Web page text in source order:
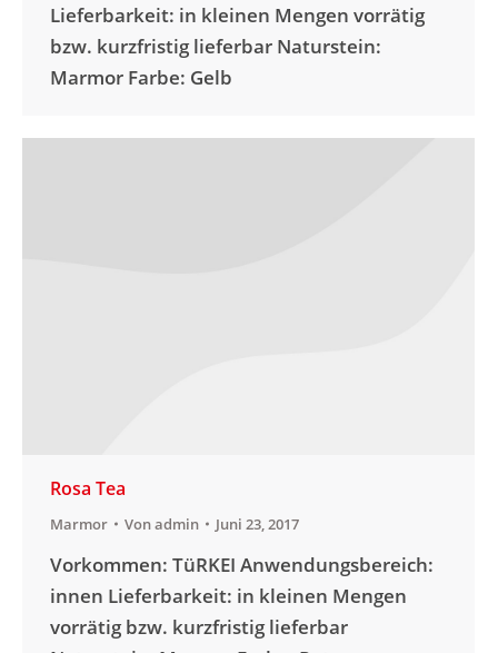
Lieferbarkeit: in kleinen Mengen vorrätig
bzw. kurzfristig lieferbar Naturstein:
Marmor Farbe: Gelb
Rosa Tea
Marmor Vonadmin Juni 23, 2017
Vorkommen: TüRKEI Anwendungsbereich:
innen Lieferbarkeit: in kleinen Mengen
vorrätig bzw. kurzfristig lieferbar